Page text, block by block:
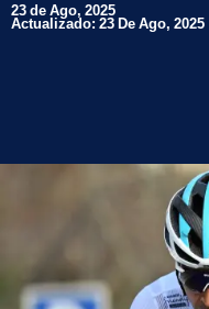
23 de Ago, 2025
Actualizado: 23 De Ago, 2025